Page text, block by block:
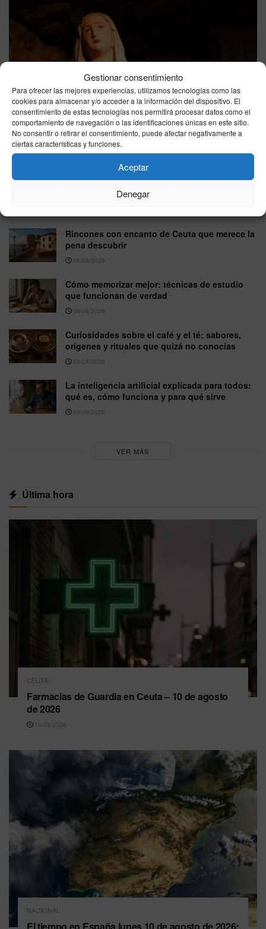
Gestionar consentimiento
Para ofrecer las mejores experiencias, utilizamos tecnologías como las
cookies para almacenar y/o acceder a la información del dispositivo. El
consentimiento de estas tecnologías nos permitirá procesar datos como el
comportamiento de navegación o las identificaciones únicas en este sitio.
No consentir o retirar el consentimiento, puede afectar negativamente a
ciertas características y funciones.
Aceptar
Denegar
San Lorenzo: el diácono mártir de Roma | Santoral 10 de
agosto
10/08/2026
Playas de Ceuta: una guía para disfrutarlas
con calma, mar y buenas vistas
La gastronomía ceutí: el cruce de culturas que
se siente en cada plato
Rincones con encanto de Ceuta que merece la
pena descubrir
09/08/2026
Cómo memorizar mejor: técnicas de estudio
que funcionan de verdad
09/08/2026
Curiosidades sobre el café y el té: sabores,
orígenes y rituales que quizá no conocías
09/08/2026
La inteligencia artificial explicada para todos:
qué es, cómo funciona y para qué sirve
09/08/2026
VER MÁS
Última hora
CEUTA
Farmacias de Guardia en Ceuta – 10 de agosto
de 2026
10/08/2026
NACIONAL